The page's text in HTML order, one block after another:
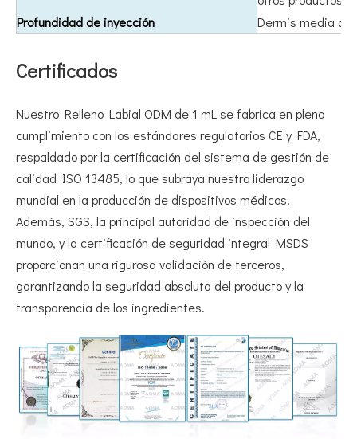
Profundidad de inyección
Dermis media a
Certificados
Nuestro Relleno Labial ODM de 1 mL se fabrica en pleno
cumplimiento con los estándares regulatorios CE y FDA,
respaldado por la certificación del sistema de gestión de
calidad ISO 13485, lo que subraya nuestro liderazgo
mundial en la producción de dispositivos médicos.
Además, SGS, la principal autoridad de inspección del
mundo, y la certificación de seguridad integral MSDS
proporcionan una rigurosa validación de terceros,
garantizando la seguridad absoluta del producto y la
transparencia de los ingredientes.